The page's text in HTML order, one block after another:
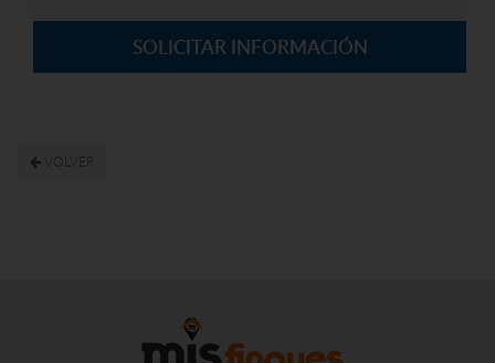
SOLICITAR INFORMACIÓN
VOLVER